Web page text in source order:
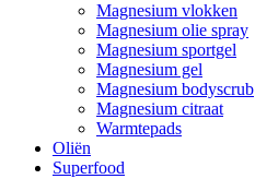
Magnesium vlokken
Magnesium olie spray
Magnesium sportgel
Magnesium gel
Magnesium bodyscrub
Magnesium citraat
Warmtepads
Oliën
Superfood